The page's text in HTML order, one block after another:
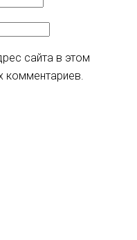
сайта в этом
комментариев.